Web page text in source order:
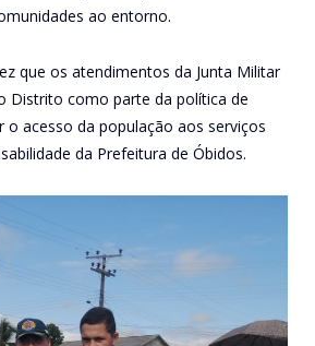
ao entorno.
que os atendimentos da Junta Militar
Distrito como parte da política de
o acesso da população aos serviços
da Prefeitura de Óbidos.